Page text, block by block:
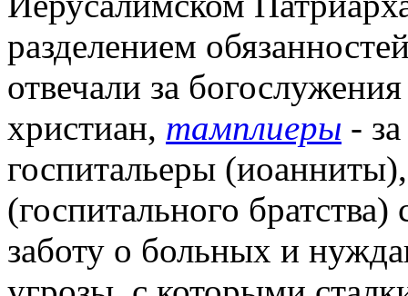
разделением
отвечали за
христиан, тамплиеры -
госпитальеры
(госпитального
заботу о больных и